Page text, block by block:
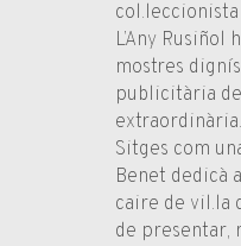
L’Any
mostres
publicitària
Sitges com
Benet dedicà
caire de vil.la
de presentar,